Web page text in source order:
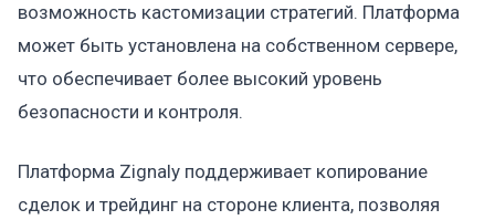
возможность кастомизации стратегий. Платформа
может быть установлена на собственном сервере,
что обеспечивает более высокий уровень
безопасности и контроля.
Платформа Zignaly поддерживает копирование
сделок и трейдинг на стороне клиента, позволяя